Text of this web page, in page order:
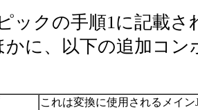
ックの手順1に記載
かに、以下の追加コン
これは変換に使用されるメイン